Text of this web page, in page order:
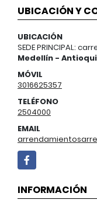
UBICACIÓN Y
UBICACIÓN
SEDE PRINCIPAL:
Medellín -
MÓVIL
3016625357
TELÉFONO
2504000
EMAIL
Facebook
INFORMACIÓN